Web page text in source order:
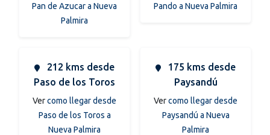
Pan de Azucar a Nueva
Palmira
Pando a Nueva Palmira
212 kms desde
Paso de los Toros
Vercomo llegar desde
Paso de los Toros a
Nueva Palmira
175 kms desde
Paysandú
Vercomo llegar desde
Paysandú a Nueva
Palmira